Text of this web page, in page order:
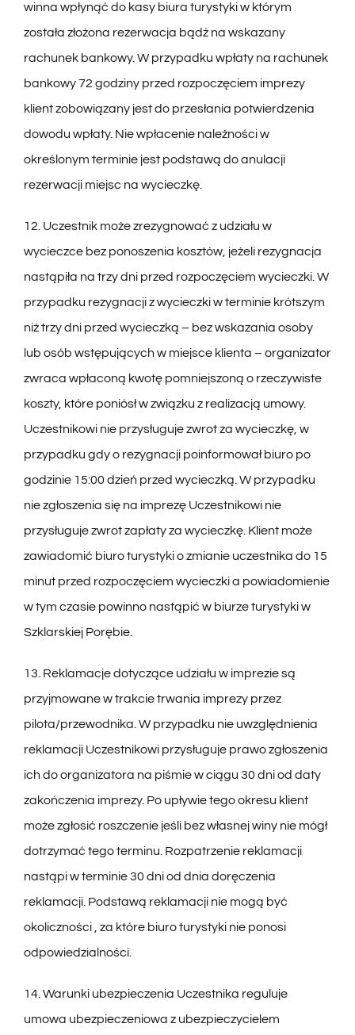
winna wpłynąć do kasy biura turystyki w którym
została złożona rezerwacja bądź na wskazany
rachunek bankowy. W przypadku wpłaty na rachunek
bankowy 72 godziny przed rozpoczęciem imprezy
klient zobowiązany jest do przesłania potwierdzenia
dowodu wpłaty. Nie wpłacenie należności w
określonym terminie jest podstawą do anulacji
rezerwacji miejsc na wycieczkę.
12. Uczestnik może zrezygnować z udziału w
wycieczce bez ponoszenia kosztów, jeżeli rezygnacja
nastąpiła na trzy dni przed rozpoczęciem wycieczki. W
przypadku rezygnacji z wycieczki w terminie krótszym
niż trzy dni przed wycieczką – bez wskazania osoby
lub osób wstępujących w miejsce klienta – organizator
zwraca wpłaconą kwotę pomniejszoną o rzeczywiste
koszty, które poniósł w związku z realizacją umowy.
Uczestnikowi nie przysługuje zwrot za wycieczkę, w
przypadku gdy o rezygnacji poinformował biuro po
godzinie 15:00 dzień przed wycieczką. W przypadku
nie zgłoszenia się na imprezę Uczestnikowi nie
przysługuje zwrot zapłaty za wycieczkę. Klient może
zawiadomić biuro turystyki o zmianie uczestnika do 15
minut przed rozpoczęciem wycieczki a powiadomienie
w tym czasie powinno nastąpić w biurze turystyki w
Szklarskiej Porębie.
13. Reklamacje dotyczące udziału w imprezie są
przyjmowane w trakcie trwania imprezy przez
pilota/przewodnika. W przypadku nie uwzględnienia
reklamacji Uczestnikowi przysługuje prawo zgłoszenia
ich do organizatora na piśmie w ciągu 30 dni od daty
zakończenia imprezy. Po upływie tego okresu klient
może zgłosić roszczenie jeśli bez własnej winy nie mógł
dotrzymać tego terminu. Rozpatrzenie reklamacji
nastąpi w terminie 30 dni od dnia doręczenia
reklamacji. Podstawą reklamacji nie mogą być
okoliczności , za które biuro turystyki nie ponosi
odpowiedzialności.
14. Warunki ubezpieczenia Uczestnika reguluje
umowa ubezpieczeniowa z ubezpieczycielem